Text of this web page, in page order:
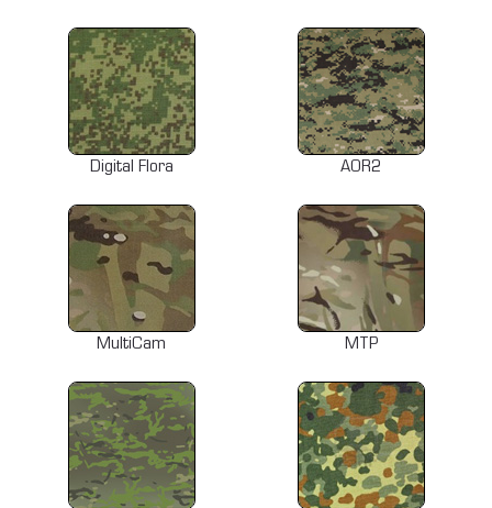
Digital Flora AOR2
MultiCam MTP